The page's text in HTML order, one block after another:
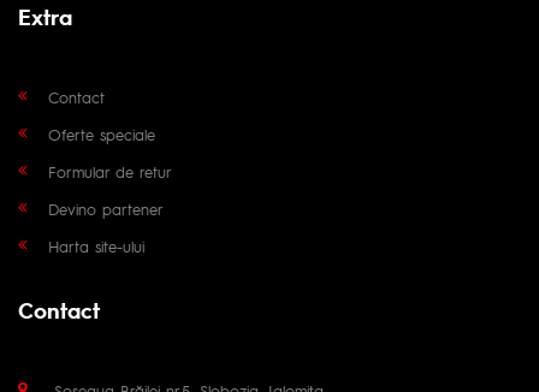
Extra
Contact
Oferte speciale
Formular de retur
Devino partener
Harta site-ului
Contact